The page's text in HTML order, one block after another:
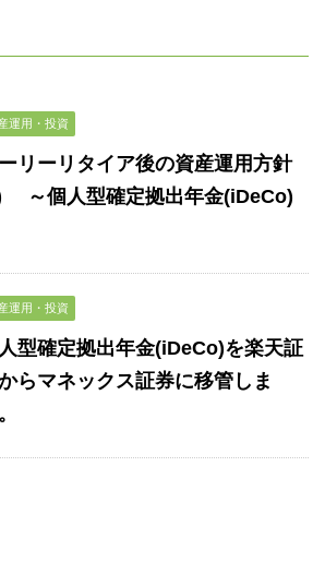
運用・投資
リーリタイア後の資産運用方針
～個人型確定拠出年金(iDeCo)
運用・投資
型確定拠出年金(iDeCo)を楽天証
らマネックス証券に移管しま